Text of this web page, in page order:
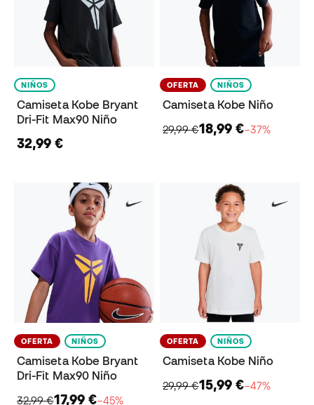
NIÑOS
Camiseta Kobe Bryant
Dri-Fit Max90 Niño
32,99 €
OFERTA NIÑOS
Camiseta Kobe Niño
29,99 €18,99 €−37%
OFERTA NIÑOS
Camiseta Kobe Bryant
Dri-Fit Max90 Niño
32,99 €17,99 €−45%
OFERTA NIÑOS
Camiseta Kobe Niño
29,99 €15,99 €−47%